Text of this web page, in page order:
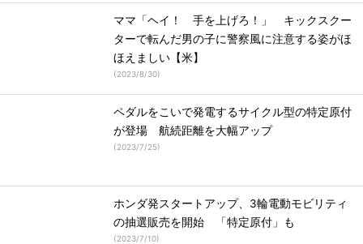
ママ「ヘイ！ 手を上げろ！」 キックスクー
ターで転んだ男の子に警察風に注意する姿がほ
ほえましい【米】
(2023/8/30)
ペダルをこいで発電するサイクル型の特定原付
が登場 航続距離を大幅アップ
(2023/7/25)
ホンダ発スタートアップ、3輪電動モビリティ
の抽選販売を開始 「特定原付」も
(2023/7/10)